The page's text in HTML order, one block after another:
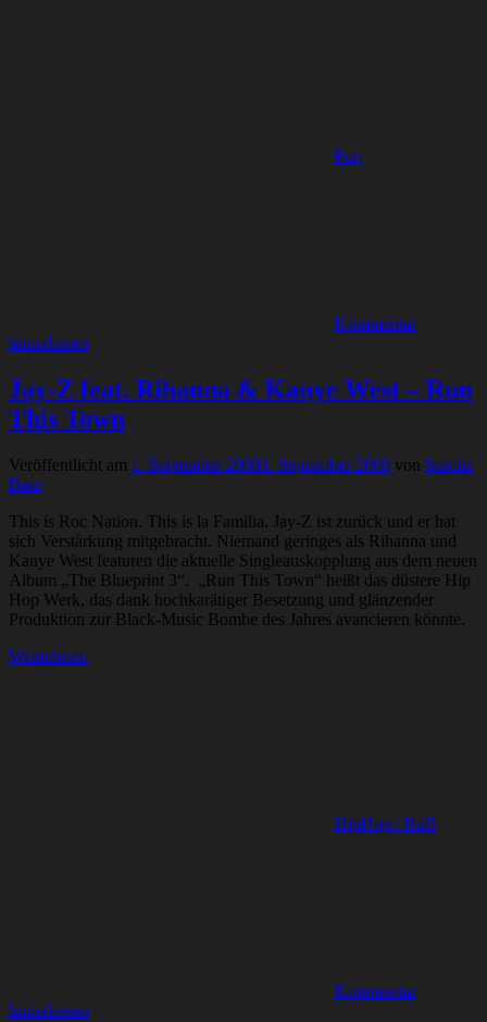
Pop
Kommentar
hinterlassen
Jay-Z feat. Rihanna & Kanye West – Run
This Town
Veröffentlicht am 1. September 20091. September 2009 von Sascha
Baur
This is Roc Nation. This is la Familia. Jay-Z ist zurück und er hat
sich Verstärkung mitgebracht. Niemand geringes als Rihanna und
Kanye West featuren die aktuelle Singleauskopplung aus dem neuen
Album „The Blueprint 3“. „Run This Town“ heißt das düstere Hip
Hop Werk, das dank hochkarätiger Besetzung und glänzender
Produktion zur Black-Music Bombe des Jahres avancieren könnte.
Weiterlesen
HipHop / RnB
Kommentar
hinterlassen